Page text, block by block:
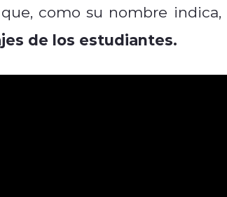
que, como su nombre indica,
de los estudiantes.